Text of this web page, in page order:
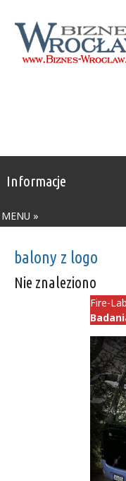
Informacje
MENU »
balony z logo
Nie znaleziono
Fire-